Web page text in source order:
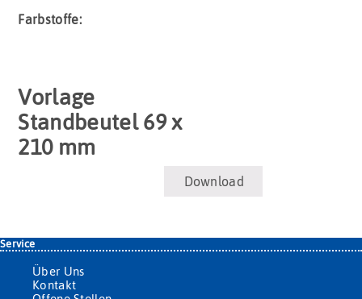
Farbstoffe:
Vorlage
Standbeutel 69 x
210 mm
Download
Service
Über Uns
Kontakt